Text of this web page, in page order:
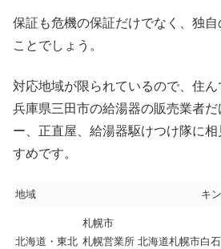
保証も危機の保証だけでなく、独
ことでしょう。
対応地域が限られているので、住ん
兵庫県三田市の給湯器の販売業者
ー、正直屋、給湯器駆けつけ隊に
すめです。
地域 キ
北海道・東北
札幌市
札幌営業所 北海道札幌市白